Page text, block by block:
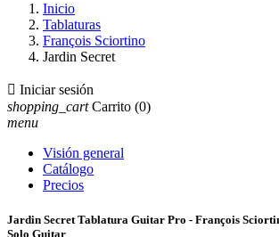
Inicio
Tablaturas
François Sciortino
Jardin Secret
 Iniciar sesión
shopping_cart Carrito (0)
menu
Visión general
Catálogo
Precios
Jardin Secret Tablatura Guitar Pro - François
Solo Guitar